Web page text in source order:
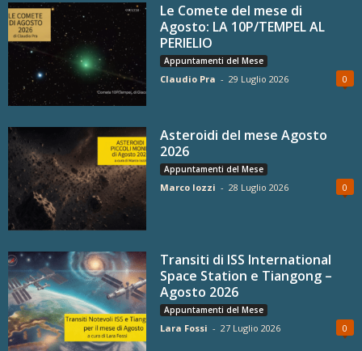
Le Comete del mese di
Agosto: LA 10P/TEMPEL AL
PERIELIO
Appuntamenti del Mese
Claudio Pra - 29 Luglio 2026 0
Asteroidi del mese Agosto
2026
Appuntamenti del Mese
Marco Iozzi - 28 Luglio 2026 0
Transiti di ISS International
Space Station e Tiangong –
Agosto 2026
Appuntamenti del Mese
Lara Fossi - 27 Luglio 2026 0